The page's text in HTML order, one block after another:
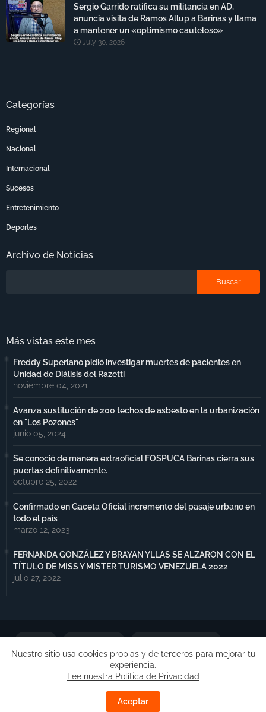
Sergio Garrido ratifica su militancia en AD,
anuncia visita de Ramos Allup a Barinas y llama
a mantener un «optimismo cauteloso»
July 30, 2026
Categorías
Regional
Nacional
Internacional
Sucesos
Entretenimiento
Deportes
Archivo de Noticias
Más vistas este mes
Freddy Superlano pidió investigar muertes de pacientes en
Unidad de Diálisis del Razetti
noviembre 04, 2021
Avanza sustitución de 200 techos de asbesto en la urbanización
en "Los Pozones"
junio 05, 2024
Se conoció de manera extraoficial FOSPUCA Barinas cierra sus
puertas definitivamente.
octubre 25, 2022
Confirmado en Gaceta Oficial incremento del pasaje urbano en
todo el país
marzo 12, 2023
FERNANDA GONZÁLEZ Y BRAYAN YLLAS SE ALZARON CON EL
TÍTULO DE MISS Y MISTER TURISMO VENEZUELA 2022
julio 27, 2022
Free Blogger Templates
| Desarrollado por
Nuestro sitio usa cookies propias y de terceros para mejorar tu
experiencia.
Lee nuestra Política de Privacidad
Aceptar